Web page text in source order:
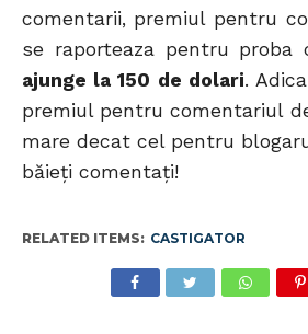
comentarii, premiul pentru
se raporteaza pentru proba
ajunge la 150 de dolari.
premiul pentru comentariul
mare decat cel pentru
băieţi comentaţi!
RELATED ITEMS: CASTIGATOR